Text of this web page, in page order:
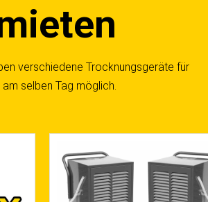
verschiedene Trocknungsgeräte für
selben Tag möglich.